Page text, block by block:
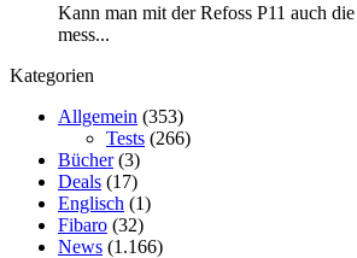
Kann man mit der Refoss P11 auch
mess...
Kategorien
Allgemein (353)
Tests (266)
Bücher(3)
Deals (17)
Englisch (1)
Fibaro (32)
News (1.166)